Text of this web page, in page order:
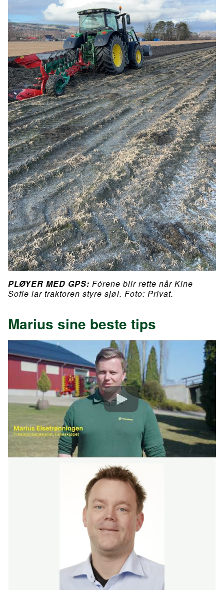
PLØYER MED GPS: Fórene blir rette når Kine
Sofie lar traktoren styre sjøl. Foto: Privat.
Marius sine beste tips